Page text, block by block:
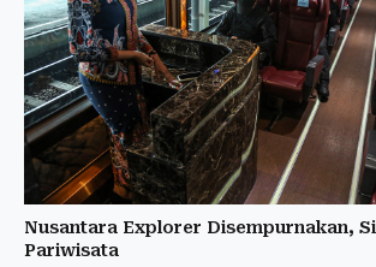
Nusantara Explorer Disempurnakan,
Pariwisata